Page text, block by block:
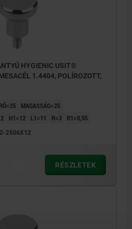
HYGIENIC USIT®
1.4404, POLÍROZOTT,
MAGASSÁG=25
H1=12 L1=11 R=3 R1=0,55
2506X12
RÉSZLETEK